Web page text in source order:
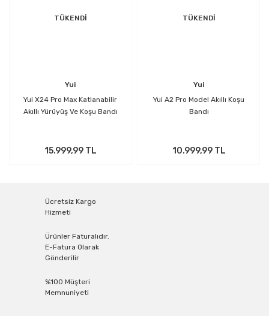
TÜKENDİ
Yui
Yui X24 Pro Max Katlanabilir
Akıllı Yürüyüş Ve Koşu Bandı
15.999,99 TL
TÜKENDİ
Yui
Yui A2 Pro Model Akıllı Koşu
Bandı
10.999,99 TL
Ücretsiz Kargo
Hizmeti
Ürünler Faturalıdır.
E-Fatura Olarak
Gönderilir
%100 Müşteri
Memnuniyeti